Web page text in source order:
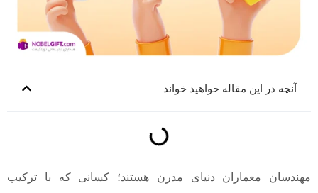
آنچه در این مقاله خواهید خواند
مهندسان معماران دنیای مدرن هستند؛ کسانی که با ترکیب